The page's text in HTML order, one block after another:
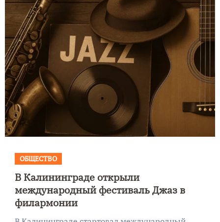
ОБЩЕСТВО
В Калининграде открыли
международный фестиваль Джаз в
филармонии